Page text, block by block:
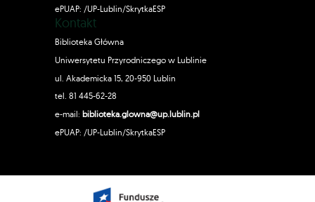
ePUAP: /UP-Lublin/SkrytkaESP
Kontakt
Biblioteka Główna
Uniwersytetu Przyrodniczego w Lublinie
ul. Akademicka 15, 20-950 Lublin
tel. 81 445-62-28
e-mail: biblioteka.glowna@up.lublin.pl
ePUAP: /UP-Lublin/SkrytkaESP